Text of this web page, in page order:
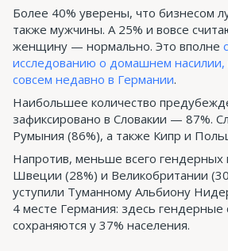
Более 40% уверены, что бизнесом
также мужчины. А 25% и вовсе
женщину — нормально. Это вполне
исследованию о домашнем
совсем недавно в Германии.
Наибольшее количество
зафиксировано в Словакии — 87%.
Румыния (86%), а также Кипр и
Напротив, меньше всего гендерных
Швеции (28%) и Великобритании
уступили Туманному Альбиону
4 месте Германия: здесь гендерные
сохраняются у 37% населения.